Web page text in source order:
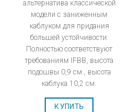
альтернатива классической
модели с заниженным
каблуком для придания
большей устойчивости.
Полностью соответствуют
требованиям IFBB, высота
подошвы 0,9 см., высота
каблука 10,2 см.
КУПИТЬ